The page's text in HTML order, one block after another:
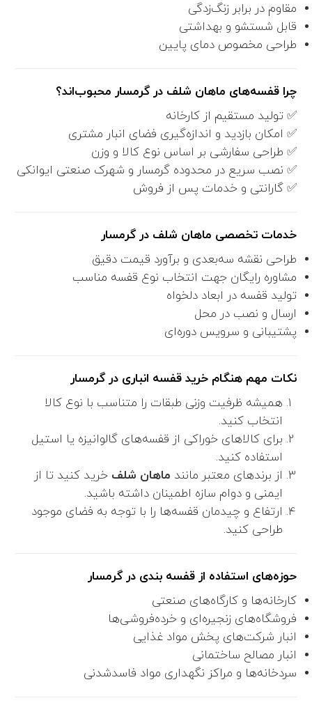
مقاوم در برابر زنگ‌زدگی
قابل شستشو و بهداشتی
طراحی مخصوص دمای پایین
چرا قفسه‌های ماهان شلف در گرمسار محبوب‌اند؟
✅ تولید مستقیم از کارخانه
✅ امکان بازدید و اندازه‌گیری فضای انبار مشتری
✅ طراحی سفارشی بر اساس نوع کالا و وزن
✅ نصب سریع در محدوده گرمسار و شهرک صنعتی ایوانکی
✅ گارانتی و خدمات پس از فروش
خدمات تخصصی ماهان شلف در گرمسار
طراحی نقشه سه‌بعدی و برآورد قیمت دقیق
مشاوره رایگان جهت انتخاب نوع قفسه مناسب
تولید قفسه در ابعاد دلخواه
ارسال و نصب در محل
پشتیبانی و سرویس دوره‌ای
نکات مهم هنگام خرید قفسه انباری در گرمسار
همیشه ظرفیت وزنی طبقات را متناسب با نوع کالا
انتخاب کنید.
برای کالاهای خوراکی از قفسه‌های گالوانیزه یا استیل
استفاده کنید.
از برندهای معتبر مانند ماهان شلف خرید کنید تا از
ایمنی و دوام سازه اطمینان داشته باشید.
ارتفاع و چیدمان قفسه‌ها را با توجه به فضای موجود
طراحی کنید.
حوزه‌های استفاده از قفسه بندی در گرمسار
کارخانه‌ها و کارگاه‌های صنعتی
فروشگاه‌های زنجیره‌ای و خرده‌فروشی‌ها
انبار شرکت‌های پخش مواد غذایی
انبار مصالح ساختمانی
سردخانه‌ها و مراکز نگهداری مواد فاسدشدنی